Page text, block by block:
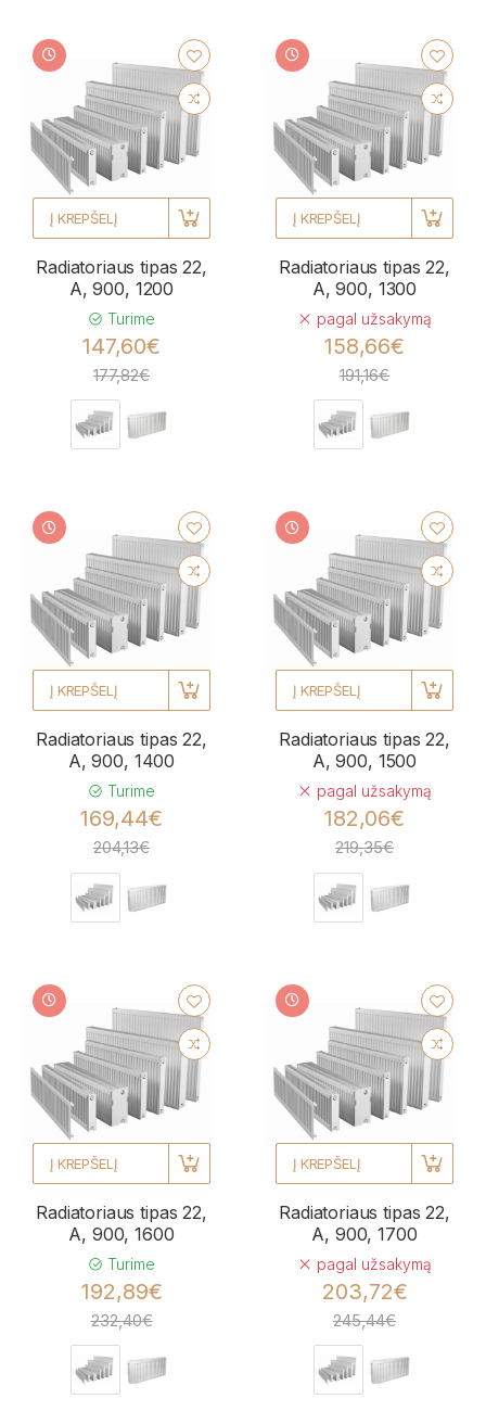
Į KREPŠELĮ
Radiatoriaus tipas 22,
A, 900, 1200
Turime
147,60€
177,82€
Į KREPŠELĮ
Radiatoriaus tipas 22,
A, 900, 1300
pagal užsakymą
158,66€
191,16€
Į KREPŠELĮ
Radiatoriaus tipas 22,
A, 900, 1400
Turime
169,44€
204,13€
Į KREPŠELĮ
Radiatoriaus tipas 22,
A, 900, 1500
pagal užsakymą
182,06€
219,35€
Į KREPŠELĮ
Radiatoriaus tipas 22,
A, 900, 1600
Turime
192,89€
232,40€
Į KREPŠELĮ
Radiatoriaus tipas 22,
A, 900, 1700
pagal užsakymą
203,72€
245,44€